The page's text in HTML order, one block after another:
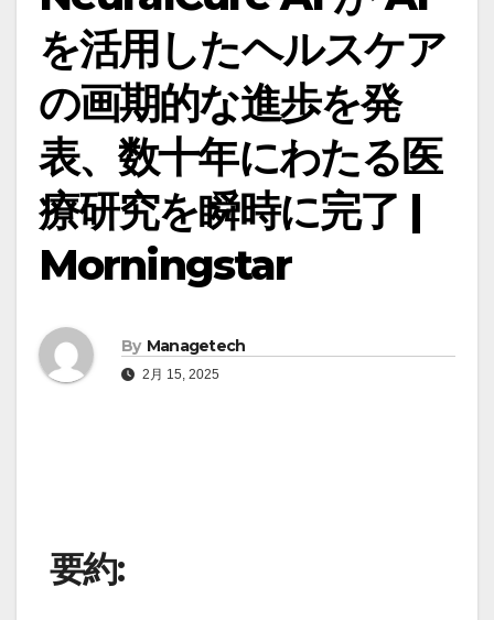
を活用したヘルスケア
の画期的な進歩を発
表、数十年にわたる医
療研究を瞬時に完了 |
Morningstar
By Managetech
2月 15, 2025
要約: